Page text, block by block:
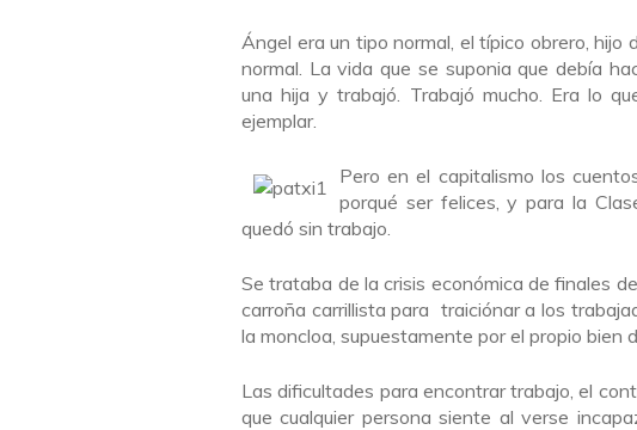
Ángel era un tipo normal, el típico obrero,
normal. La vida que se suponia que debía
una hija y trabajó. Trabajó mucho. Era lo
ejemplar.
Pero en el capitalismo los
porqué ser felices, y para la
quedó sin trabajo.
Se trataba de la crisis económica de finales
carroña carrillista para traiciónar a los
la moncloa, supuestamente por el propio bien
Las dificultades para encontrar trabajo, el
que cualquier persona siente al verse